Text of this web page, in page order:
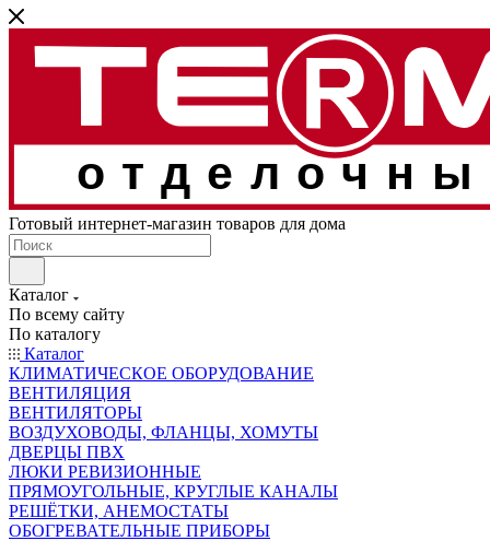
Готовый интернет-магазин товаров для дома
Каталог
По всему сайту
По каталогу
Каталог
КЛИМАТИЧЕСКОЕ ОБОРУДОВАНИЕ
ВЕНТИЛЯЦИЯ
ВЕНТИЛЯТОРЫ
ВОЗДУХОВОДЫ, ФЛАНЦЫ, ХОМУТЫ
ДВЕРЦЫ ПВХ
ЛЮКИ РЕВИЗИОННЫЕ
ПРЯМОУГОЛЬНЫЕ, КРУГЛЫЕ КАНАЛЫ
РЕШЁТКИ, АНЕМОСТАТЫ
ОБОГРЕВАТЕЛЬНЫЕ ПРИБОРЫ